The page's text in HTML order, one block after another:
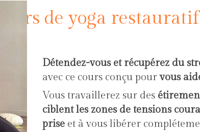
Cours de yoga restauratif
Détendez-vous et récupérez du
avec ce cours conçu pourvous
Vous travaillerez sur des
ciblent les zones de tensions
prise et à vous libérer